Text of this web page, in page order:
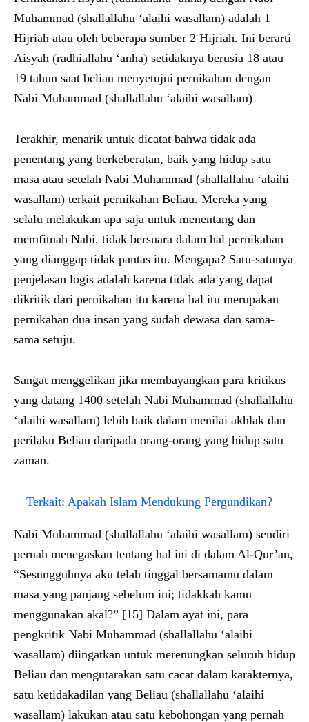
Muhammad (shallallahu ‘alaihi wasallam) adalah 1
Hijriah atau oleh beberapa sumber 2 Hijriah. Ini berarti
Aisyah (radhiallahu ‘anha) setidaknya berusia 18 atau
19 tahun saat beliau menyetujui pernikahan dengan
Nabi Muhammad (shallallahu ‘alaihi wasallam)
Terakhir, menarik untuk dicatat bahwa tidak ada
penentang yang berkeberatan, baik yang hidup satu
masa atau setelah Nabi Muhammad (shallallahu ‘alaihi
wasallam) terkait pernikahan Beliau. Mereka yang
selalu melakukan apa saja untuk menentang dan
memfitnah Nabi, tidak bersuara dalam hal pernikahan
yang dianggap tidak pantas itu. Mengapa? Satu-satunya
penjelasan logis adalah karena tidak ada yang dapat
dikritik dari pernikahan itu karena hal itu merupakan
pernikahan dua insan yang sudah dewasa dan sama-
sama setuju.
Sangat menggelikan jika membayangkan para kritikus
yang datang 1400 setelah Nabi Muhammad (shallallahu
‘alaihi wasallam) lebih baik dalam menilai akhlak dan
perilaku Beliau daripada orang-orang yang hidup satu
zaman.
Terkait: Apakah Islam Mendukung Pergundikan?
Nabi Muhammad (shallallahu ‘alaihi wasallam) sendiri
pernah menegaskan tentang hal ini di dalam Al-Qur’an,
“Sesungguhnya aku telah tinggal bersamamu dalam
masa yang panjang sebelum ini; tidakkah kamu
menggunakan akal?” [15] Dalam ayat ini, para
pengkritik Nabi Muhammad (shallallahu ‘alaihi
wasallam) diingatkan untuk merenungkan seluruh hidup
Beliau dan mengutarakan satu cacat dalam karakternya,
satu ketidakadilan yang Beliau (shallallahu ‘alaihi
wasallam) lakukan atau satu kebohongan yang pernah